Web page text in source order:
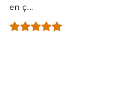
en ç...